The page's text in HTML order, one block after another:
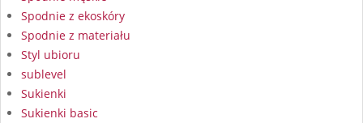
Spodnie z ekoskóry
Spodnie z materiału
Styl ubioru
sublevel
Sukienki
Sukienki basic